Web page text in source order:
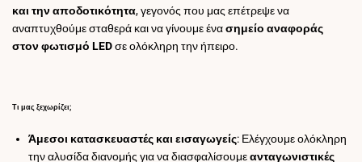
και την αποδοτικότητα, γεγονός που μας επέτρεψε να
αναπτυχθούμε σταθερά και να γίνουμε ένασημείο αναφοράς
στον φωτισμό LEDσε ολόκληρη την ήπειρο.
Τι μας ξεχωρίζει;
Άμεσοι κατασκευαστές και εισαγωγείς: Ελέγχουμε ολόκληρη
την αλυσίδα διανομής για να διασφαλίσουμεανταγωνιστικές